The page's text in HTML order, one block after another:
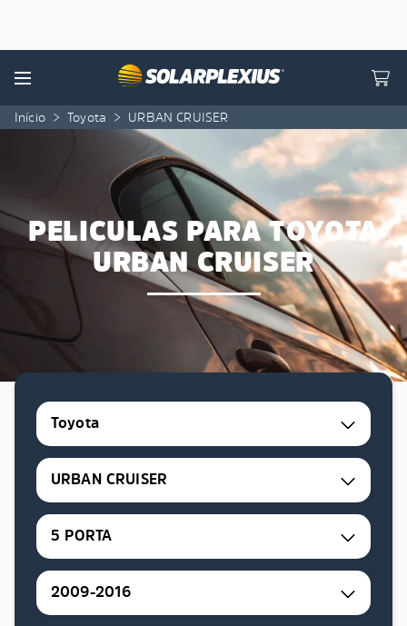
Menu
Início > Toyota > URBAN CRUISER
PELICULAS PARA TOYOTA
URBAN CRUISER
Toyota
URBAN CRUISER
5 PORTA
2009-2016